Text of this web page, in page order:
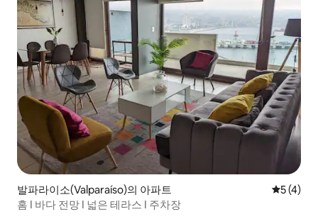
발파라이소(Valparaíso)의 아파트 평점 5점
5 (4)
홈 I 바다 전망 I 넓은 테라스 I 주차장